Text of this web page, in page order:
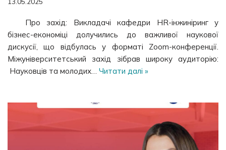
Про захід: Викладачі кафедри HR-інжиніринг у
бізнес-економіці долучились до важливої наукової
дискусії, що відбулась у форматі Zoom-конференції.
Міжуніверситетський захід зібрав широку аудиторію:
Науковців та молодих… Читати далі »